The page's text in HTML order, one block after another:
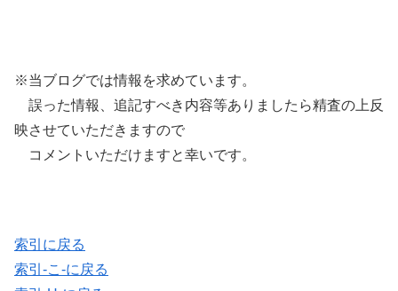
※当ブログでは情報を求めています。
誤った情報、追記すべき内容等ありましたら精査の上反
映させていただきますので
コメントいただけますと幸いです。
索引に戻る
索引-こ-に戻る